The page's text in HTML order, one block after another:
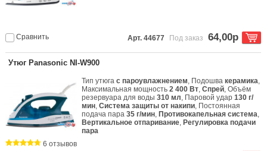
Сравнить Арт. 44677 Под заказ 64,00р
Утюг Panasonic NI-W900
Тип утюгас пароувлажнением, Подошвакерамика,
Максимальная мощность2 400 Вт,Спрей, Объём
резервуара для воды310 мл, Паровой удар130 г/
мин,Система защиты от накипи, Постоянная
подача пара35 г/мин, Противокапельная система,
Вертикальное отпаривание, Регулировка подачи
пара
6 отзывов